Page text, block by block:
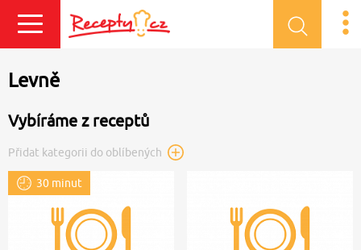
Přihlásit se
Levně
Vybíráme z receptů
Přidat kategorii do oblíbených
30 minut